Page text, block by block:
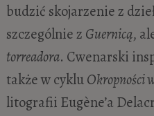
budzić skojarzenie z
szczególnie z Guernicą,
torreadora. Cwenarski
także w cykluOkropności
litografii Eugène’a